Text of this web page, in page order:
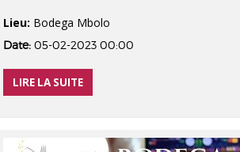
Lieu: Bodega Mbolo
Date: 05-02-2023 00:00
LIRE LA SUITE